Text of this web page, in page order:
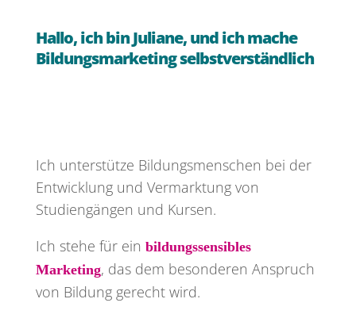
Hallo, ich bin Juliane, und ich mache
Bildungsmarketing selbstverständlich
Ich unterstütze Bildungsmenschen bei der
Entwicklung und Vermarktung von
Studiengängen und Kursen.
Ich stehe für ein bildungssensibles
Marketing, das dem besonderen Anspruch
von Bildung gerecht wird.